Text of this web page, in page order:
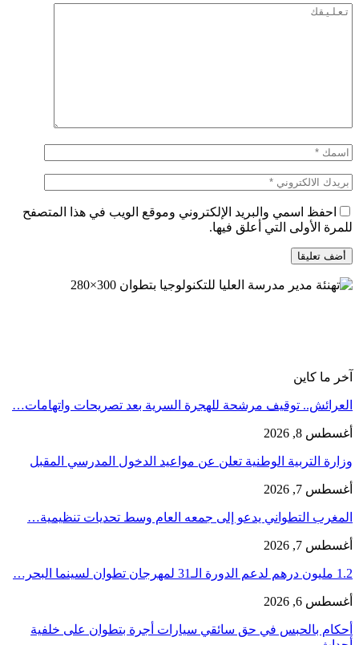
احفظ اسمي والبريد الإلكتروني وموقع الويب في هذا المتصفح
للمرة الأولى التي أعلق فيها.
آخر ما كاين
العرائش.. توقيف مرشحة للهجرة السرية بعد تصريحات واتهامات…
أغسطس 8, 2026
وزارة التربية الوطنية تعلن عن مواعيد الدخول المدرسي المقبل
أغسطس 7, 2026
المغرب التطواني يدعو إلى جمعه العام وسط تحديات تنظيمية…
أغسطس 7, 2026
1.2 مليون درهم لدعم الدورة الـ31 لمهرجان تطوان لسينما البحر…
أغسطس 6, 2026
أحكام بالحبس في حق سائقي سيارات أجرة بتطوان على خلفية